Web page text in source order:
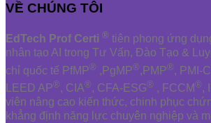
VỀ CHÚNG TÔI
EdTech Prof Certi ® tiên phong ứng
nhân tạo AI trong Tư Vấn, Đào Tạo &
chỉ quốc tế PfMP® ,PgMP®,PMP®, PMI-
LEED AP®, CIA®, CFA-ESG® , FCCM®,
viên nâng cao kiến thức, chinh phục
khẳng định năng lực chuyên nghiệp và